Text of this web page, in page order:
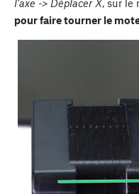
pour faire tourner le